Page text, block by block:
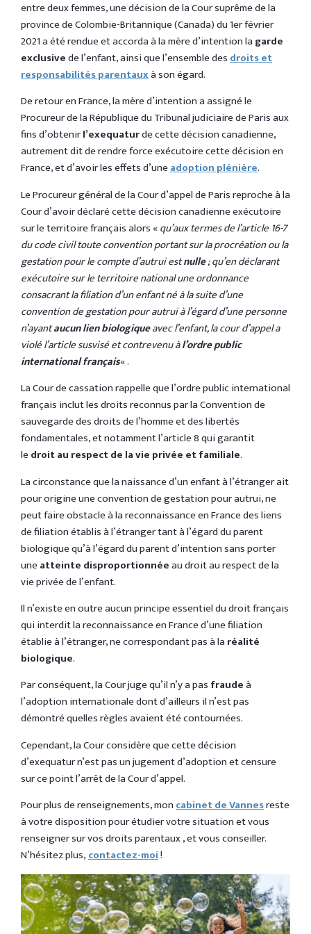
entre deux femmes, une décision de la Cour suprême de la
province de Colombie-Britannique (Canada) du 1er février
2021 a été rendue et accorda à la mère d’intention la garde
exclusivede l’enfant, ainsi que l’ensemble desdroits et
responsabilités parentauxà son égard.
De retour en France, la mère d’intention a assigné le
Procureur de la République du Tribunal judiciaire de Paris aux
fins d’obtenirl’exequaturde cette décision canadienne,
autrement dit de rendre force exécutoire cette décision en
France, et d’avoir les effets d’uneadoption plénière.
Le Procureur général de la Cour d’appel de Paris reproche à la
Cour d’avoir déclaré cette décision canadienne exécutoire
sur le territoire français alors «qu’aux termes de l’article 16-7
du code civil toute convention portant sur la procréation ou la
gestation pour le compte d’autrui estnulle; qu’en déclarant
exécutoire sur le territoire national une ordonnance
consacrant la filiation d’un enfant né à la suite d’une
convention de gestation pour autrui à l’égard d’une personne
n’ayantaucun lien biologiqueavec l’enfant, la cour d’appel a
violé l’article susvisé et contrevenu àl’ordre public
international français« .
La Cour de cassation rappelle que l’ordre public international
français inclut les droits reconnus par la Convention de
sauvegarde des droits de l’homme et des libertés
fondamentales, et notamment l’article 8 qui garantit
ledroit au respect de la vie privée et familiale.
La circonstance que la naissance d’un enfant à l’étranger ait
pour origine une convention de gestation pour autrui, ne
peut faire obstacle à la reconnaissance en France des liens
de filiation établis à l’étranger tant à l’égard du parent
biologique qu’à l’égard du parent d’intention sans porter
uneatteinte disproportionnéeau droit au respect de la
vie privée de l’enfant.
Il n’existe en outre aucun principe essentiel du droit français
qui interdit la reconnaissance en France d’une filiation
établie à l’étranger, ne correspondant pas à la réalité
biologique.
Par conséquent, la Cour juge qu’il n’y a pas fraudeà
l’adoption internationale dont d’ailleurs il n’est pas
démontré quelles règles avaient été contournées.
Cependant, la Cour considère que cette décision
d’exequatur n’est pas un jugement d’adoption et censure
sur ce point l’arrêt de la Cour d’appel.
Pour plus de renseignements, moncabinet de Vannesreste
à votre disposition pour étudier votre situation et vous
renseigner sur vos droits parentaux , et vous conseiller.
N’hésitez plus,contactez-moi!